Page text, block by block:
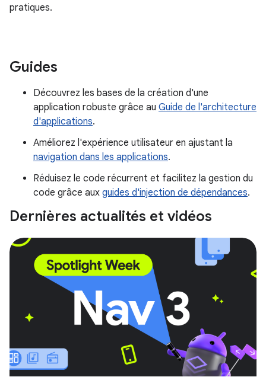
pratiques.
Guides
Découvrez les bases de la création d'une
application robuste grâce au Guide de l'architecture
d'applications.
Améliorez l'expérience utilisateur en ajustant la
navigation dans les applications.
Réduisez le code récurrent et facilitez la gestion du
code grâce aux guides d'injection de dépendances.
Dernières actualités et vidéos